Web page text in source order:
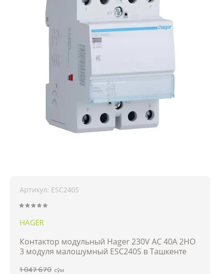
Артикул: ESC240S
HAGER
Контактор модульный Hager 230V AC 40A 2НО
3 модуля малошумный ESC240S в Ташкенте
1 047 670 сўм